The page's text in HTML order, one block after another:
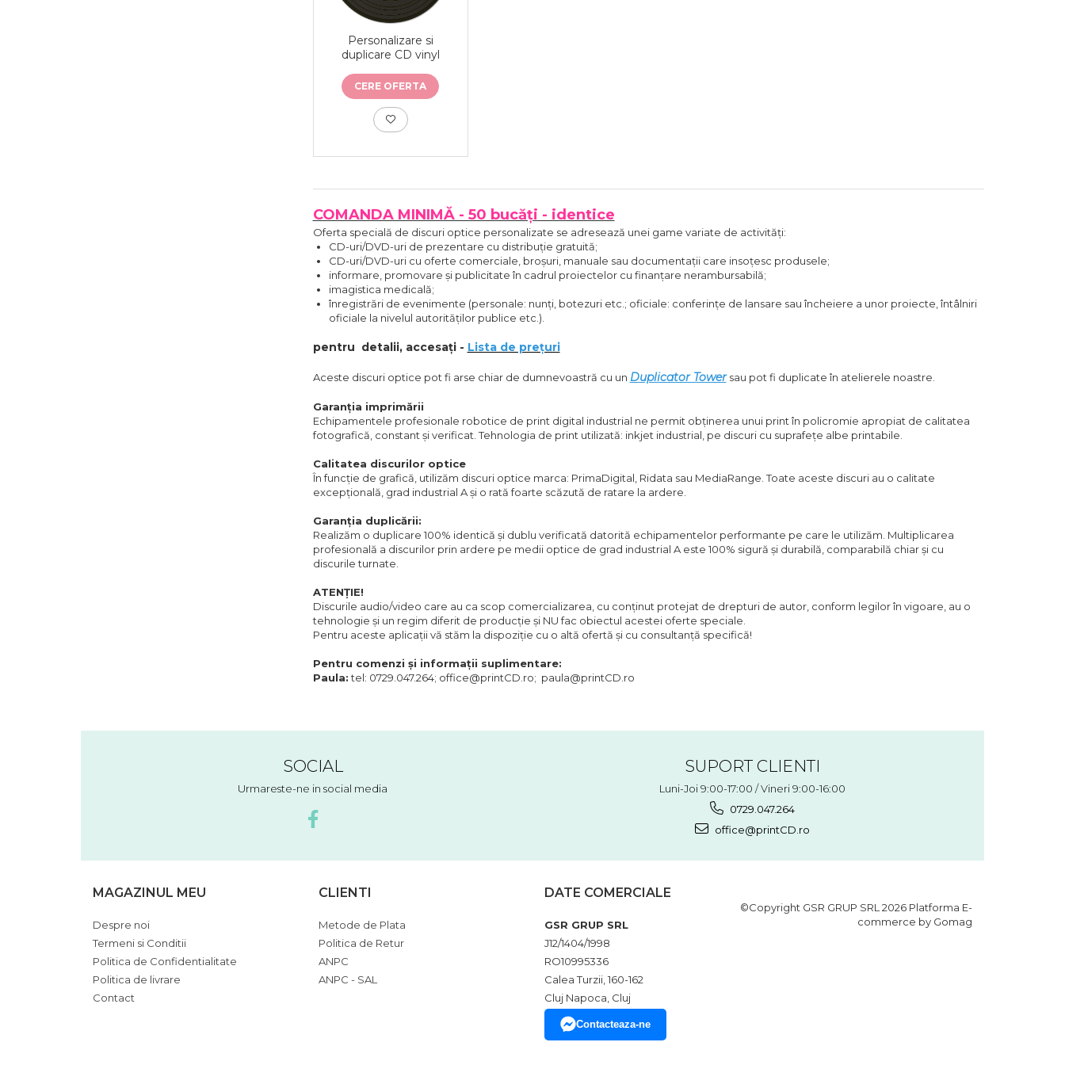
Personalizare si
duplicare CD vinyl
CERE OFERTA
COMANDA MINIMĂ - 50 bucăți - identice
Oferta specială de discuri optice personalizate se adresează unei game variate de activități:
CD-uri/DVD-uri de prezentare cu distribuție gratuită;
CD-uri/DVD-uri cu oferte comerciale, broșuri, manuale sau documentații care insoțesc produsele;
informare, promovare și publicitate în cadrul proiectelor cu finanțare nerambursabilă;
imagistica medicală;
înregistrări de evenimente (personale: nunți, botezuri etc.; oficiale: conferințe de lansare sau încheiere a unor proiecte, întâlniri
oficiale la nivelul autorităților publice etc.).
pentru detalii, accesați - Lista de prețuri
Aceste discuri optice pot fi arse chiar de dumnevoastră cu un Duplicator Towersau pot fi duplicate în atelierele noastre.
Garanția imprimării
Echipamentele profesionale robotice de print digital industrial ne permit obținerea unui print în policromie apropiat de calitatea
fotografică, constant și verificat. Tehnologia de print utilizată: inkjet industrial, pe discuri cu suprafețe albe printabile.
Calitatea discurilor optice
În funcție de grafică, utilizăm discuri optice marca: PrimaDigital, Ridata sau MediaRange. Toate aceste discuri au o calitate
excepțională, grad industrial A și o rată foarte scăzută de ratare la ardere.
Garanția duplicării:
Realizăm o duplicare 100% identică și dublu verificată datorită echipamentelor performante pe care le utilizăm. Multiplicarea
profesională a discurilor prin ardere pe medii optice de grad industrial A este 100% sigură și durabilă, comparabilă chiar și cu
discurile turnate.
ATENȚIE!
Discurile audio/video care au ca scop comercializarea, cu conținut protejat de drepturi de autor, conform legilor în vigoare, au o
tehnologie și un regim diferit de producție și NU fac obiectul acestei oferte speciale.
Pentru aceste aplicații vă stăm la dispoziție cu o altă ofertă și cu consultanță specifică!
Pentru comenzi și informații suplimentare:
Paula:tel: 0729.047.264; office@printCD.ro; paula@printCD.ro
SOCIAL
Urmareste-ne in social media
SUPORT CLIENTI
Luni-Joi 9:00-17:00 / Vineri 9:00-16:00
0729.047.264
office@printCD.ro
MAGAZINUL MEU
Despre noi
Termeni si Conditii
Politica de Confidentialitate
Politica de livrare
Contact
CLIENTI
Metode de Plata
Politica de Retur
ANPC
ANPC - SAL
DATE COMERCIALE
GSR GRUP SRL
J12/1404/1998
RO10995336
Calea Turzii, 160-162
Cluj Napoca, Cluj
Contacteaza-ne
©Copyright GSR GRUP SRL 2026 Platforma E-
commerce by Gomag